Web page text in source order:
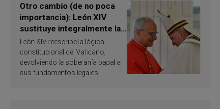
Otro cambio (de no poca
importancia): León XIV
sustituye integralmente la
ley vaticana de Papa
Francisco
León XIV reescribe la lógica
constitucional del Vaticano,
devolviendo la soberanía papal a
sus fundamentos legales